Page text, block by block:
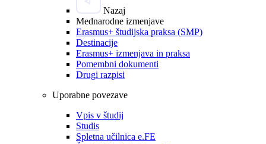
Nazaj
Mednarodne izmenjave
Erasmus+ študijska praksa (SMP)
Destinacije
Erasmus+ izmenjava in praksa
Pomembni dokumenti
Drugi razpisi
Uporabne povezave
Vpis v študij
Studis
Spletna učilnica e.FE